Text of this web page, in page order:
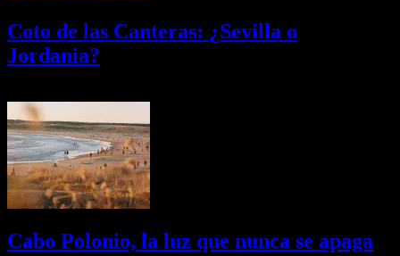
Coto de las Canteras: ¿Sevilla o
Jordania?
Cabo Polonio, la luz que nunca se apaga